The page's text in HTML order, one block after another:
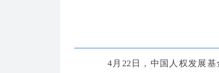
4月22日，中国人权发展基